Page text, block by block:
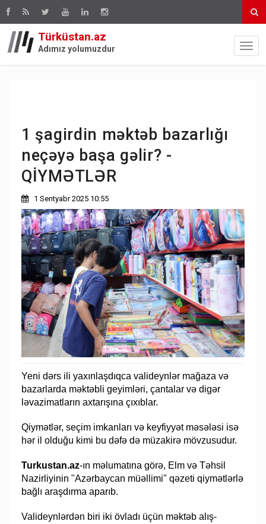
Türküstan.az
Adımız yolumuzdur
1 şagirdin məktəb bazarlığı
neçəyə başa gəlir? -
QİYMƏTLƏR
1 Sentyabr 2025 10:55
Yeni dərs ili yaxınlaşdıqca valideynlər mağaza və
bazarlarda məktəbli geyimləri, çantalar və digər
ləvazimatların axtarışına çıxıblar.
Qiymətlər, seçim imkanları və keyfiyyət məsələsi isə
hər il olduğu kimi bu dəfə də müzakirə mövzusudur.
Turkustan.az-ın məlumatına görə, Elm və Təhsil
Nazirliyinin "Azərbaycan müəllimi" qəzeti qiymətlərlə
bağlı araşdırma aparıb.
Valideynlərdən biri iki övladı üçün məktəb alış-